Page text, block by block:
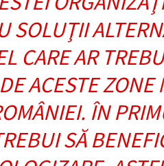
SOLUŢII
CARE AR
ACESTE ZONE
ÎN
SĂ